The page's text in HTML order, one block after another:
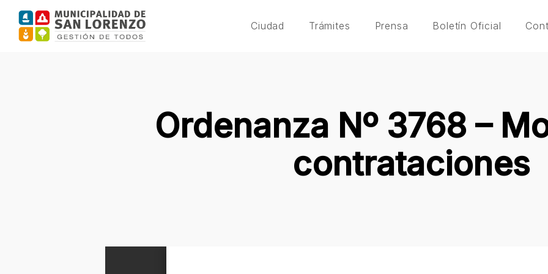
Skip
main
Ciudad Trámites Prensa Boletín Oficial
Ordenanza Nº 3768 –
contrataciones